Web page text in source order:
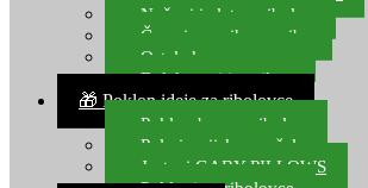
Noževi i alat za ribolov
Čamci za prihranu ribe
Ostala kamp oprema
Dalekozori i optika
🎁 Poklon ideje za ribolovce
Poklon bon za ribolov
Polarizacijske naočale
Jastuci GABY PILLOWS